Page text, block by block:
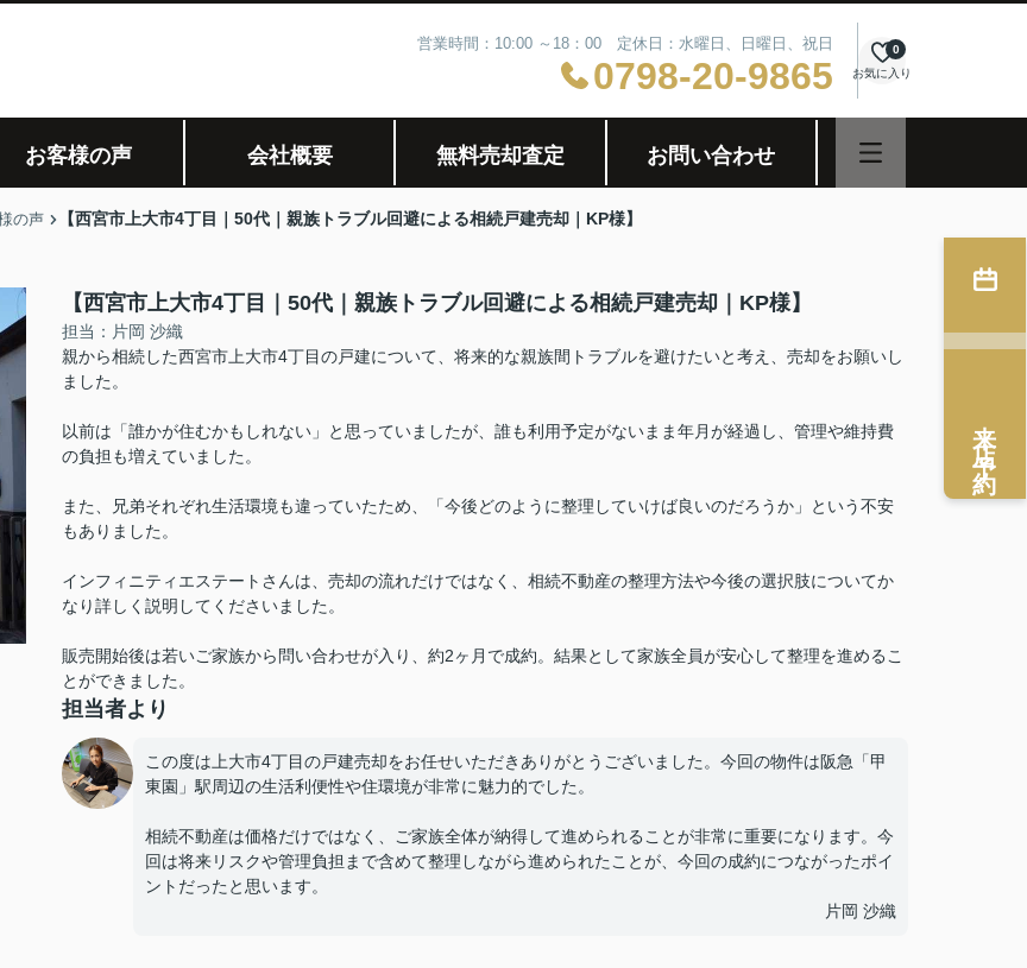
営業時間：10:00 ～18：00 定休日：水曜日、日曜日、祝日
0798-20-9865 お気に入り
0
お客様の声 会社概要 無料売却査定 お問い合わせ
の声 【西宮市上大市4丁目｜50代｜親族トラブル回避による相続戸建売却｜KP様】
【西宮市上大市4丁目｜50代｜親族トラブル回避による相続戸建売却｜KP様】
担当：片岡 沙織
親から相続した西宮市上大市4丁目の戸建について、将来的な親族間トラブルを避けたいと考え、売却をお願いし
ました。
以前は「誰かが住むかもしれない」と思っていましたが、誰も利用予定がないまま年月が経過し、管理や維持費
の負担も増えていました。
また、兄弟それぞれ生活環境も違っていたため、「今後どのように整理していけば良いのだろうか」という不安
もありました。
インフィニティエステートさんは、売却の流れだけではなく、相続不動産の整理方法や今後の選択肢についてか
なり詳しく説明してくださいました。
販売開始後は若いご家族から問い合わせが入り、約2ヶ月で成約。結果として家族全員が安心して整理を進めるこ
とができました。
担当者より
この度は上大市4丁目の戸建売却をお任せいただきありがとうございました。今回の物件は阪急「甲
東園」駅周辺の生活利便性や住環境が非常に魅力的でした。
相続不動産は価格だけではなく、ご家族全体が納得して進められることが非常に重要になります。今
回は将来リスクや管理負担まで含めて整理しながら進められたことが、今回の成約につながったポイ
ントだったと思います。
片岡 沙織
来店予約